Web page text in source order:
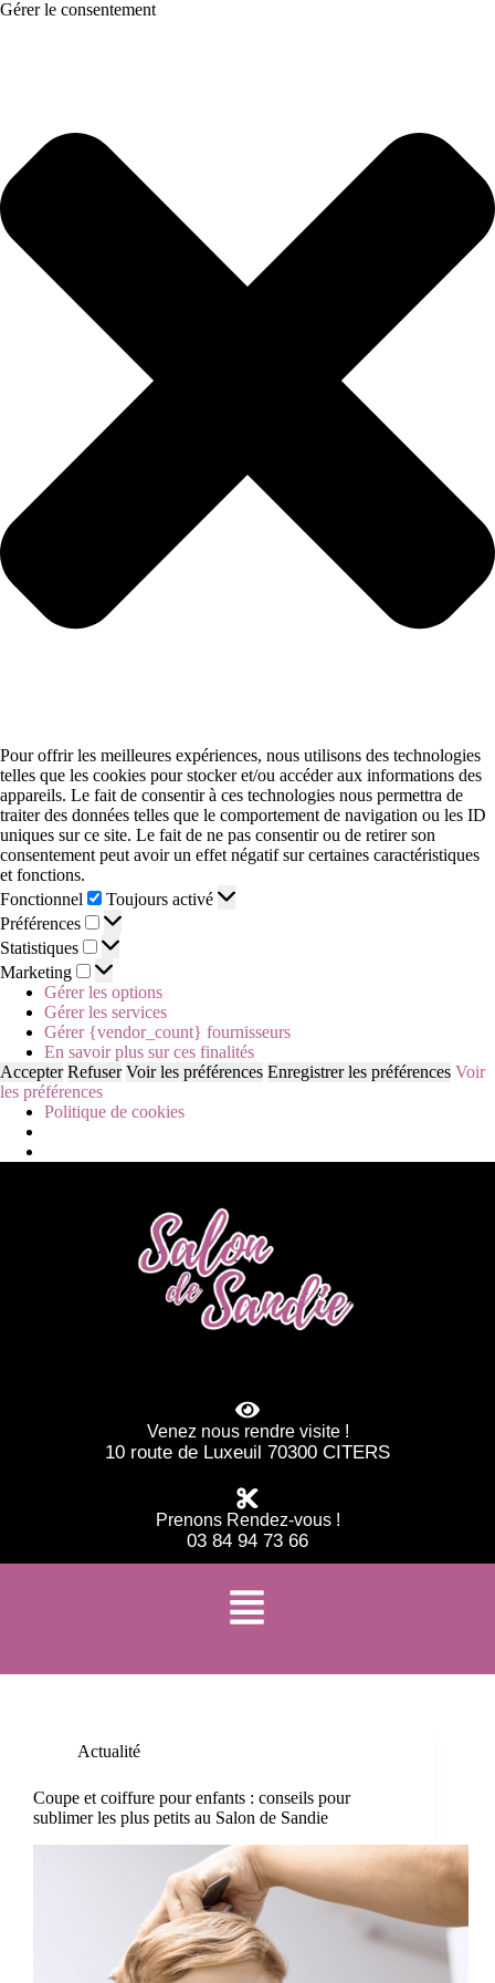
Gérer le consentement
Pour offrir les meilleures expériences, nous utilisons des technologies
telles que les cookies pour stocker et/ou accéder aux informations des
appareils. Le fait de consentir à ces technologies nous permettra de
traiter des données telles que le comportement de navigation ou les ID
uniques sur ce site. Le fait de ne pas consentir ou de retirer son
consentement peut avoir un effet négatif sur certaines caractéristiques
et fonctions.
Fonctionnel
Toujours activé
Préférences
Statistiques
Marketing
Gérer les options
Gérer les services
Gérer {vendor_count} fournisseurs
En savoir plus sur ces finalités
Accepter Refuser Voir les préférences Enregistrer les préférences Voir
les préférences
Politique de cookies
Venez nous rendre visite !
10 route de Luxeuil 70300 CITERS
Prenons Rendez-vous !
03 84 94 73 66
Actualité
Coupe et coiffure pour enfants : conseils pour
sublimer les plus petits au Salon de Sandie